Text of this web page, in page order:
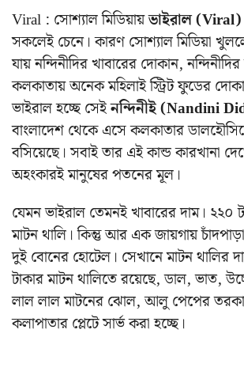
Viral : সোশ্যাল মিডিয়ায়ভাইরাল (Viral)
সকলেই চেনে। কারণ সোশ্যাল মিডিয়া
যায় নন্দিনীদির খাবারের দোকান,
কলকাতায় অনেক মহিলাই স্ট্রিট ফুডের
ভাইরাল হচ্ছে সেইনন্দিনীই (Nandini
বাংলাদেশ থেকে এসে কলকাতার
বসিয়েছে। সবাই তার এই কান্ড কারখানা
অহংকারই মানুষের পতনের মূল।
যেমন ভাইরাল তেমনই খাবারের দাম। ২২০
মাটন থালি। কিন্তু আর এক জায়গায়
দুই বোনের হোটেল। সেখানে মাটন থালির
টাকার মাটন থালিতে রয়েছে, ডাল, ভাত,
লাল লাল মাটনের ঝোল, আলু পেপের
কলাপাতার প্লেটে সার্ভ করা হচ্ছে।